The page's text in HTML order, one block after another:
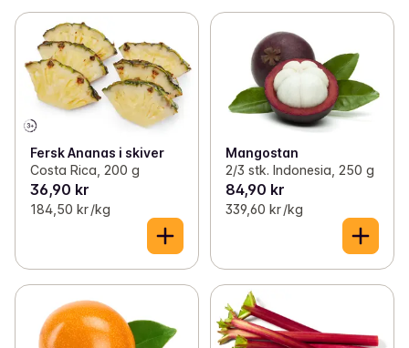
Fersk Ananas i skiver
Costa Rica, 200 g
36,90 kr
184,50 kr /kg
Mangostan
2/3 stk. Indonesia, 250 g
84,90 kr
339,60 kr /kg